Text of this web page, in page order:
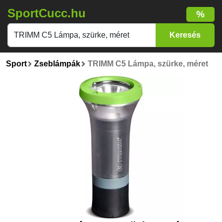
SportCucc.hu %
Sport Zseblámpák TRIMM C5 Lámpa, szürke, méret